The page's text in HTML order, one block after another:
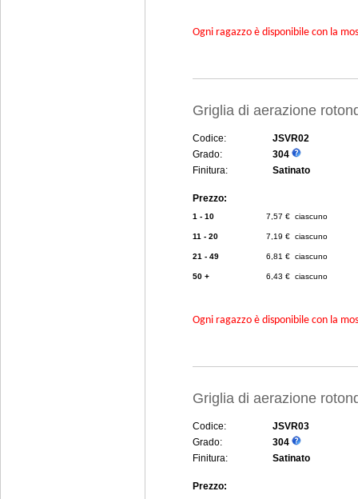
Ogni ragazzo è disponibile con la
Griglia di aerazione
Codice:
JSVR02
Grado:
304
Finitura:
Satinato
Prezzo:
1 - 10 7,57 € ciascuno
11 - 20 7,19 € ciascuno
21 - 49 6,81 € ciascuno
50 + 6,43 € ciascuno
Ogni ragazzo è disponibile con la
Griglia di aerazione
Codice:
JSVR03
Grado:
304
Finitura:
Satinato
Prezzo: